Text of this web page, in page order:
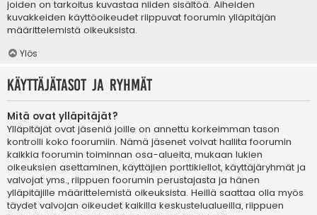
joiden on tarkoitus kuvastaa niiden sisältöä. Aiheiden
kuvakkeiden käyttöoikeudet riippuvat foorumin ylläpitäjän
määrittelemistä oikeuksista.
Ylös
Käyttäjätasot ja ryhmät
Mitä ovat ylläpitäjät?
Ylläpitäjät ovat jäseniä joille on annettu korkeimman tason
kontrolli koko foorumiin. Nämä jäsenet voivat hallita foorumin
kaikkia foorumin toiminnan osa-alueita, mukaan lukien
oikeuksien asettaminen, käyttäjien porttikiellot, käyttäjäryhmät ja
valvojat yms., riippuen foorumin perustajasta ja hänen
ylläpitäjille määrittelemistä oikeuksista. Heillä saattaa olla myös
täydet valvojan oikeudet kaikilla keskustelualueilla, riippuen